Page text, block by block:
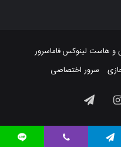
و هاست لینوکسفاماسرور
سرور اختصاصی
اینستاگرام